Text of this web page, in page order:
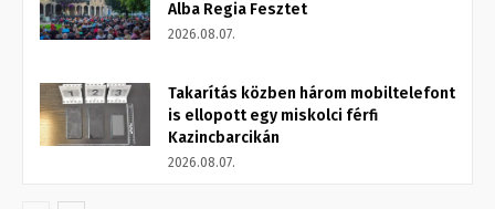
Alba Regia Fesztet
2026.08.07.
Takarítás közben három mobiltelefont
is ellopott egy miskolci férfi
Kazincbarcikán
2026.08.07.